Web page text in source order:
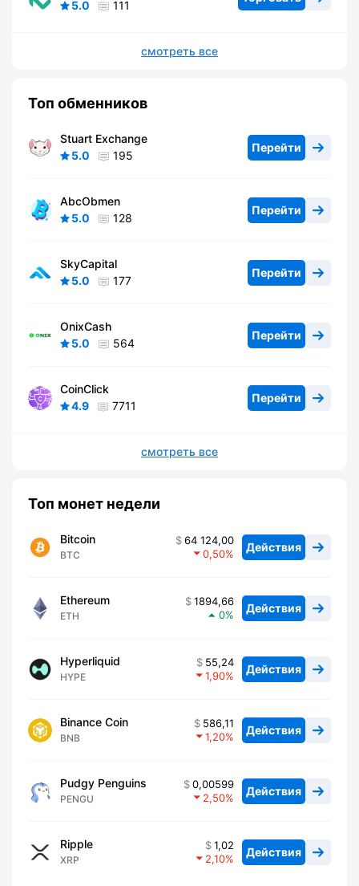
5.0
111
смотреть все
Топ обменников
Stuart Exchange
5.0
195
Перейти
AbcObmen
5.0
128
Перейти
SkyCapital
5.0
177
Перейти
OnixCash
5.0
564
Перейти
CoinClick
4.9
7711
Перейти
смотреть все
Топ монет недели
Bitcoin
BTC
64 124,00
0,50
Действия
Ethereum
ETH
1894,66
0
Действия
Hyperliquid
HYPE
55,24
1,90
Действия
Binance Coin
BNB
586,11
1,20
Действия
Pudgy Penguins
PENGU
0,00599
2,50
Действия
Ripple
XRP
1,02
2,10
Действия